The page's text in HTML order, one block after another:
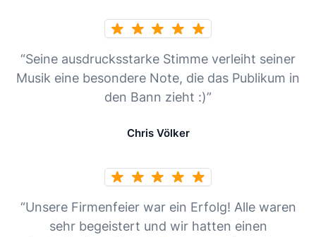
“Seine ausdrucksstarke Stimme verleiht seiner
Musik eine besondere Note, die das Publikum in
den Bann zieht :)”
Chris Völker
“Unsere Firmenfeier war ein Erfolg! Alle waren
sehr begeistert und wir hatten einen